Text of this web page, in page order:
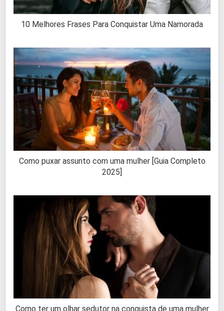
10 Melhores Frases Para Conquistar Uma Namorada
Como puxar assunto com uma mulher [Guia Completo
2025]
Como ter um olhar sedutor na conquista de uma mulher